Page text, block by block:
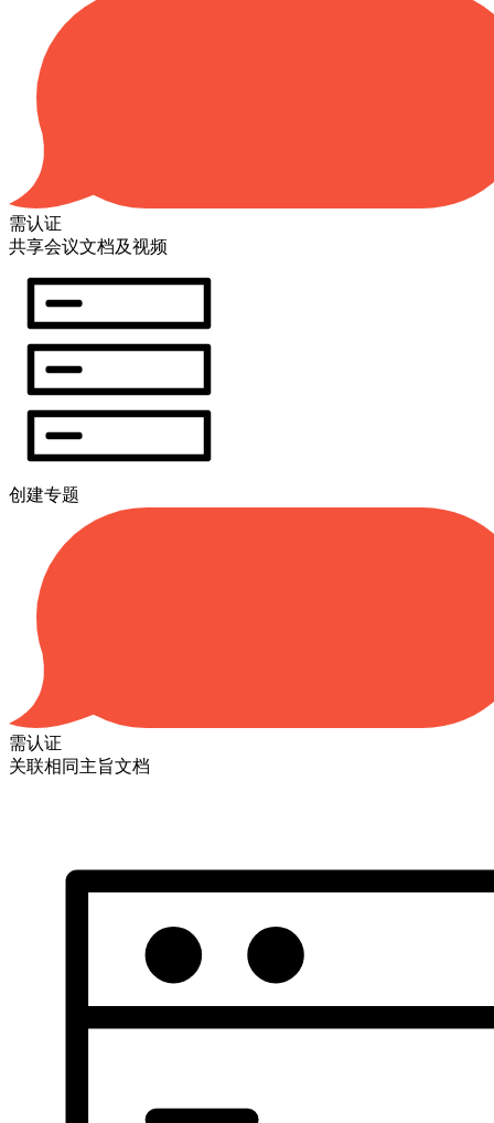
需认证
共享会议文档及视频
创建专题
需认证
关联相同主旨文档